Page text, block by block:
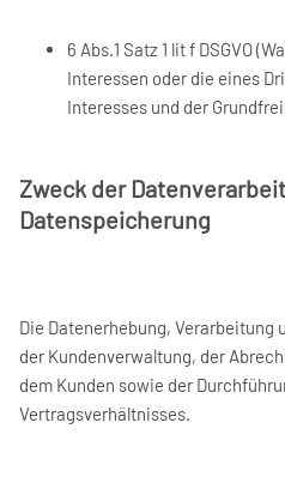
6 Abs.1 Satz 1 lit f DSGVO
Interessen oder die eines
Interesses und der
Zweck der
Datenspeicherung
Die Datenerhebung, Verarbeitung
der Kundenverwaltung, der
dem Kunden sowie der
Vertragsverhältnisses.